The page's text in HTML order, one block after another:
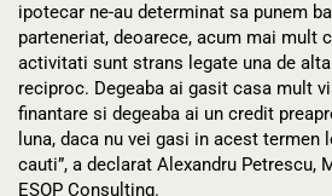
ipotecar ne-au determinat sa punem
parteneriat, deoarece, acum mai mult
activitati sunt strans legate una de
reciproc. Degeaba ai gasit casa mult
finantare si degeaba ai un credit
luna, daca nu vei gasi in acest termen
cauti”, a declarat Alexandru Petrescu,
ESOP Consulting.